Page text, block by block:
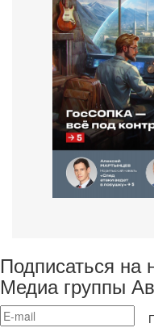
Подписаться на
Медиа группы